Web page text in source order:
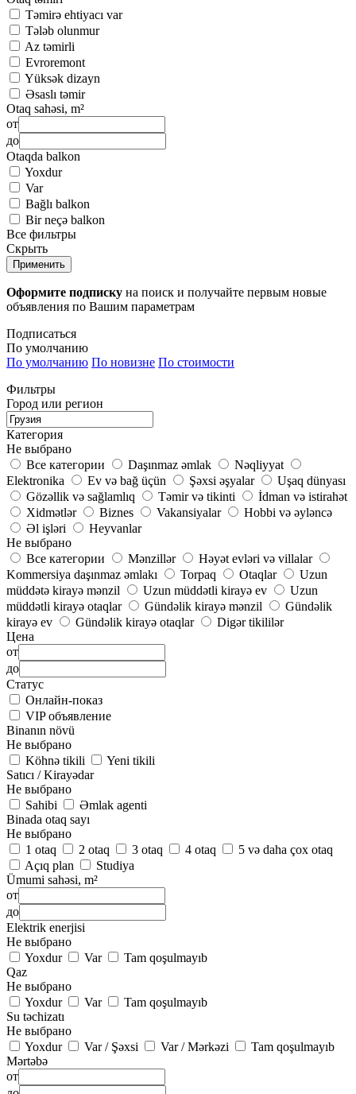
Təmirə ehtiyacı var
Tələb olunmur
Az təmirli
Evroremont
Yüksək dizayn
Əsaslı təmir
Otaq sahəsi, m²
от
до
Otaqda balkon
Yoxdur
Var
Bağlı balkon
Bir neçə balkon
Все фильтры
Скрыть
Применить
Оформите подписку на поиск и получайте первым новые
объявления по Вашим параметрам
Подписаться
По умолчанию
По умолчанию По новизне По стоимости
Фильтры
Город или регион
Категория
Не выбрано
Все категории
Daşınmaz əmlak
Nəqliyyat
Elektronika
Ev və bağ üçün Şəxsi əşyalar
Uşaq dünyası
Gözəllik və sağlamlıq
Təmir və tikinti
İdman və istirahət
Xidmətlər
Biznes Vakansiyalar
Hobbi və əyləncə
Əl işləri
Heyvanlar
Не выбрано
Все категории
Mənzillər
Həyət evləri və villalar
Kommersiya daşınmaz əmlakı
Torpaq Otaqlar
Uzun
müddətə kirayə mənzil
Uzun müddətli kirayə ev
Uzun
müddətli kirayə otaqlar
Gündəlik kirayə mənzil
Gündəlik
kirayə ev
Gündəlik kirayə otaqlar
Digər tikililər
Цена
от
до
Статус
Онлайн-показ
VIP объявление
Binanın növü
Не выбрано
Köhnə tikili
Yeni tikili
Satıcı / Kirayədar
Не выбрано
Sahibi
Əmlak agenti
Binada otaq sayı
Не выбрано
1 otaq
2 otaq 3 otaq 4 otaq
5 və daha çox otaq
Açıq plan
Studiya
Ümumi sahəsi, m²
от
до
Elektrik enerjisi
Не выбрано
Yoxdur
Var
Tam qoşulmayıb
Qaz
Не выбрано
Yoxdur
Var
Tam qoşulmayıb
Su təchizatı
Не выбрано
Yoxdur
Var / Şəxsi Var / Mərkəzi
Tam qoşulmayıb
Mərtəbə
от